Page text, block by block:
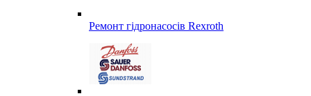
Ремонт гідронасосів Rexroth